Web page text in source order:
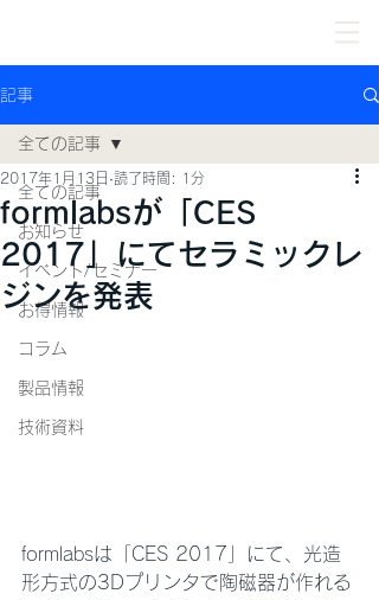
記事
全ての記事
お知らせ
イベント/セミナー
お得情報
コラム
製品情報
技術資料
全ての記事
formlabsが「CES
2017」にてセラミックレ
ジンを発表
2017年1月13日 読了時間: 1分
formlabsは「CES 2017」にて、光造
形方式の3Dプリンタで陶磁器が作れる